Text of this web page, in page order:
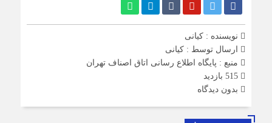
نویسنده : کیانی
ارسال توسط : کیانی
منبع : پایگاه اطلاع رسانی اتاق اصناف تهران
بدون دیدگاه